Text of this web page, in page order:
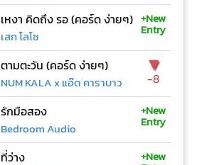
เหงา คิดถึง รอ (คอร์ด ง่ายๆ)
เสก โลโซ
+New
Entry
ตามตะวัน (คอร์ด ง่ายๆ)
NUM KALA x แอ๊ด คาราบาว
▼
-8
รักมือสอง
Bedroom Audio
+New
Entry
ที่ว่าง +New